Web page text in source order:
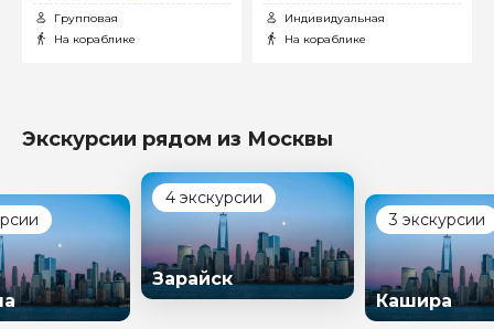
Групповая
На кораблике
Индивидуальная
На кораблике
Экскурсии рядом из Москвы
4 экскурсии
Зарайск
3 экскурсии
Кашира